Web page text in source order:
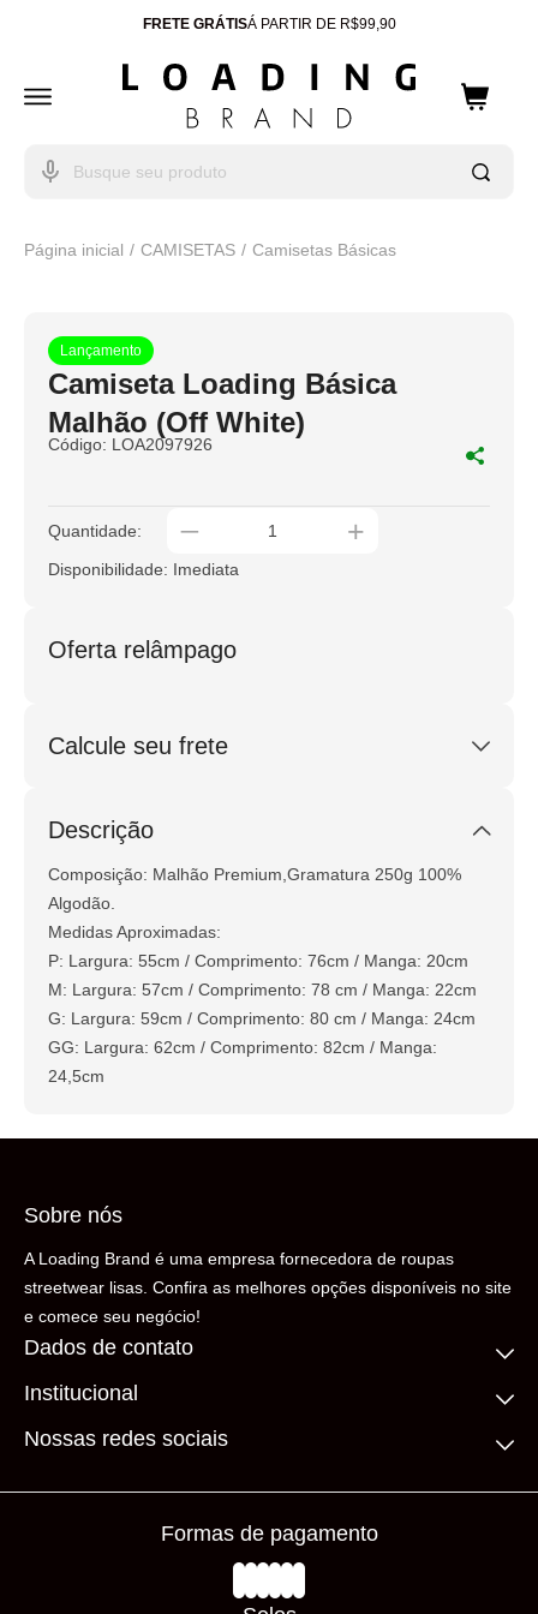
FRETE GRÁTISÁ PARTIR DE R$99,90
ENTREGA PARA TODO BRASIL
10% OFFCUPOM: WELCOME
Página inicial CAMISETAS Camisetas Básicas
Lançamento
Camiseta Loading Básica
Malhão (Off White)
Código: LOA2097926
Quantidade: _ +
Disponibilidade: Imediata
Oferta relâmpago
Calcule seu frete
Não sei meu CEP
Descrição
Composição: Malhão Premium,Gramatura 250g 100%
Algodão.
Medidas Aproximadas:
P: Largura: 55cm / Comprimento: 76cm / Manga: 20cm
M: Largura: 57cm / Comprimento: 78 cm / Manga: 22cm
G: Largura: 59cm / Comprimento: 80 cm / Manga: 24cm
GG: Largura: 62cm / Comprimento: 82cm / Manga:
24,5cm
Sobre nós
A Loading Brand é uma empresa fornecedora de roupas
streetwear lisas. Confira as melhores opções disponíveis no site
e comece seu negócio!
Dados de contato
(11) 99306-5206
Fale conosco
Institucional
Quem somos
Frete Grátis
Prazos de Entrega
Nossas redes sociais
Formas de pagamento